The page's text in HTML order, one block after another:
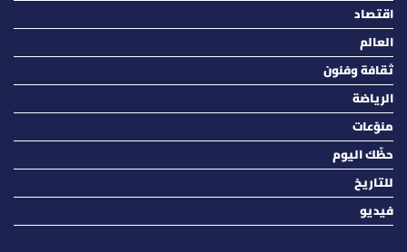
اقتصاد
العالم
ثقافة وفنون
الرياضة
منوّعات
حظّك اليوم
للتاريخ
فيديو